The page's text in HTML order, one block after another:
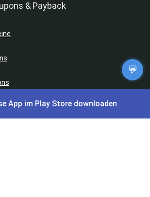
& Payback
💬
App im Play Store downloaden